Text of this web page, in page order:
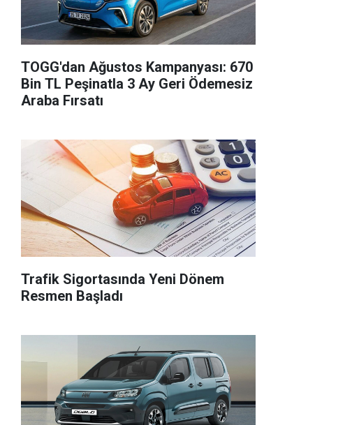
TOGG'dan Ağustos Kampanyası: 670
Bin TL Peşinatla 3 Ay Geri Ödemesiz
Araba Fırsatı
Trafik Sigortasında Yeni Dönem
Resmen Başladı